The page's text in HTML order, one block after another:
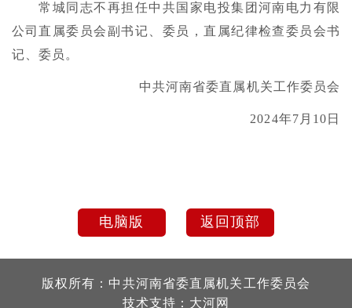
常城同志不再担任中共国家电投集团河南电力有限
公司直属委员会副书记、委员，直属纪律检查委员会书
记、委员。
中共河南省委直属机关工作委员会
2024年7月10日
电脑版 返回顶部
版权所有：中共河南省委直属机关工作委员会
技术支持： 大河网